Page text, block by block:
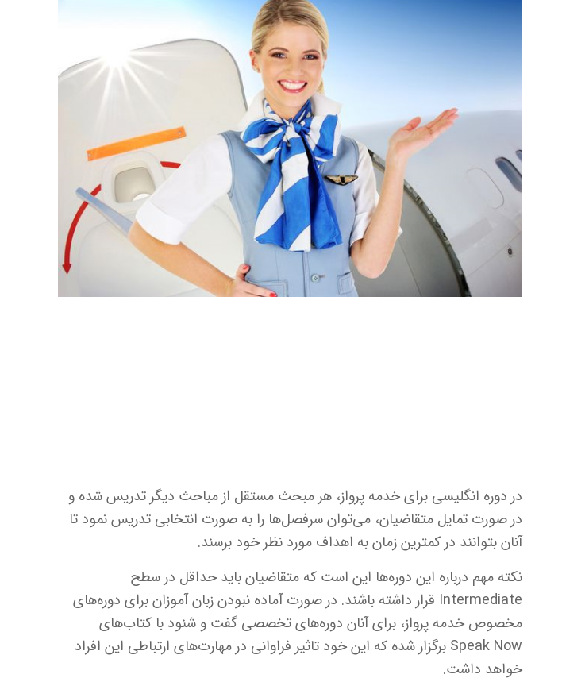
در دوره انگلیسی برای خدمه پرواز، هر مبحث مستقل از مباحث دیگر تدریس شده و
در صورت تمایل متقاضیان، می‌توان سرفصل‌ها را به صورت انتخابی تدریس نمود تا
آنان بتوانند در کمترین زمان به اهداف مورد نظر خود برسند.
نکته مهم درباره این دوره‌ها این است که متقاضیان باید حداقل در سطح
Intermediate قرار داشته باشند. در صورت آماده نبودن زبان آموزان برای دوره‌های
مخصوص خدمه پرواز، برای آنان دوره‌های تخصصی گفت و شنود با کتاب‌های
Speak Now برگزار شده که این خود تاثیر فراوانی در مهارت‌های ارتباطی این افراد
خواهد داشت.